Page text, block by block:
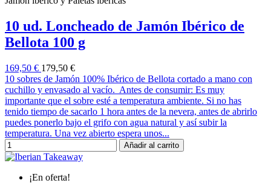
10 ud. Loncheado de Jamón Ibérico de
Bellota 100 g
169,50 € 179,50 €
10 sobres de Jamón 100% Ibérico de Bellota cortado a mano con
cuchillo y envasado al vacío. Antes de consumir: Es muy
importante que el sobre esté a temperatura ambiente. Si no has
tenido tiempo de sacarlo 1 hora antes de la nevera, antes de abrirlo
puedes ponerlo bajo el grifo con agua natural y así subir la
temperatura. Una vez abierto espera unos...
Añadir al carrito
¡En oferta!